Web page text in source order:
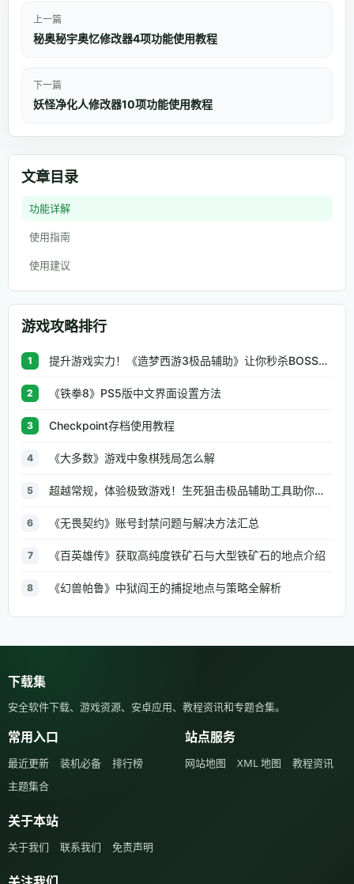
上一篇
秘奥秘宇奥忆修改器4项功能使用教程
下一篇
妖怪净化人修改器10项功能使用教程
文章目录
功能详解
使用指南
使用建议
游戏攻略排行
1 提升游戏实力！《造梦西游3极品辅助》让你秒杀BOSS、逆天属性一键修改
2 《铁拳8》PS5版中文界面设置方法
3 Checkpoint存档使用教程
4 《大多数》游戏中象棋残局怎么解
5 超越常规，体验极致游戏！生死狙击极品辅助工具助你无往不利
6 《无畏契约》账号封禁问题与解决方法汇总
7 《百英雄传》获取高纯度铁矿石与大型铁矿石的地点介绍
8 《幻兽帕鲁》中狱阎王的捕捉地点与策略全解析
下载集
安全软件下载、游戏资源、安卓应用、教程资讯和专题合集。
常用入口
最近更新 装机必备
排行榜
主题集合
站点服务
网站地图 XML 地图 教程资讯
关于本站
关于我们 联系我们 免责声明